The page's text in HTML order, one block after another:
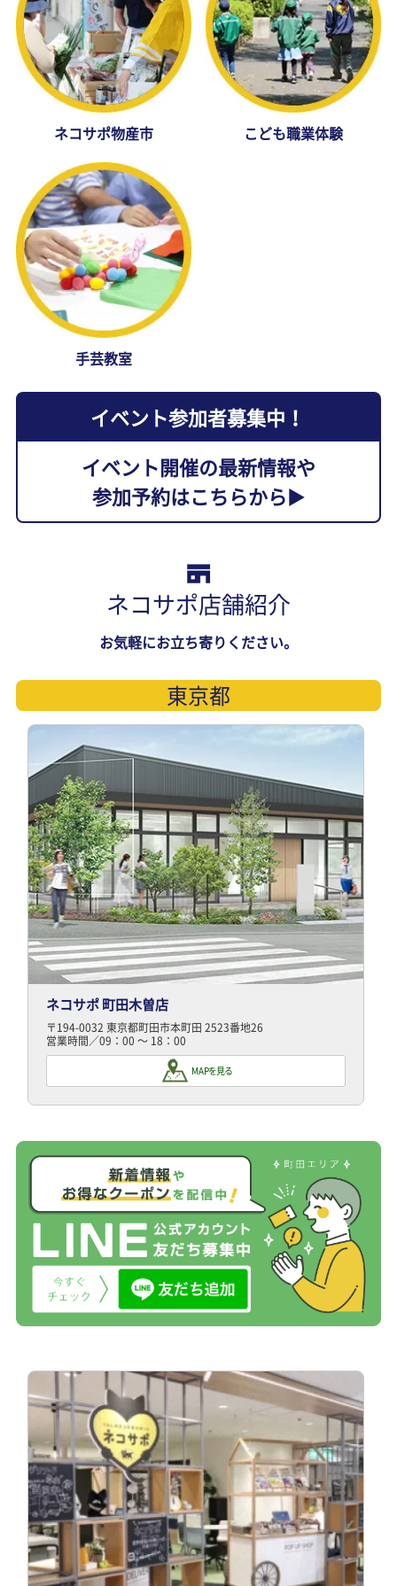
ネコサポ物産市 こども職業体験
手芸教室
イベント参加者募集中！
イベント開催の最新情報や
参加予約はこちらから▶︎
ネコサポ店舗紹介
お気軽にお立ち寄りください。
東京都
ネコサポ 町田木曽店
〒194-0032 東京都町田市本町田 2523番地26
営業時間／09：00 ～ 18：00
M A Pを見る